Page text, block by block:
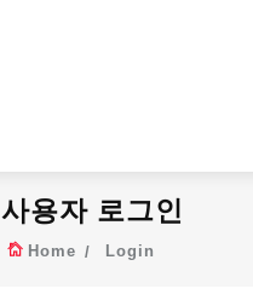
사용자 로그인
Home Login